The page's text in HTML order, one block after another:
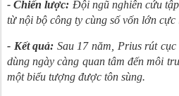
- Chiến lược: Đội ngũ nghiên cứu
từ nội bộ công ty cùng số vốn lớn
- Kết quả: Sau 17 năm, Prius rút
dùng ngày càng quan tâm đến môi
một biểu tượng được tôn sùng.